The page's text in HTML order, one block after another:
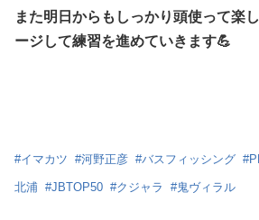
また明日からもしっかり頭使って楽
ージして練習を進めていきます💪
#イマカツ #河野正彦 #バスフィッシング #
北浦 #JBTOP50 #クジャラ #鬼ヴィラル